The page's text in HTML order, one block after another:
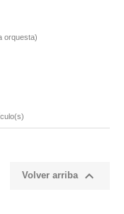
orquesta)
Volver arriba 